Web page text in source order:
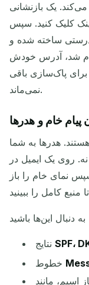
یک بازنشانی
کلیک کنید. سپس
ساخته شده و
شد، آدرس خودش
پاک‌سازی باقی
نمی‌ماند.
پیام خام و هدرها
هدرها به شما
روی یک ایمیل در
نمای خام را باز
نتایج